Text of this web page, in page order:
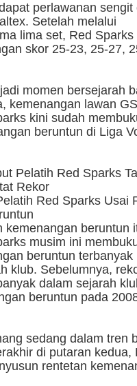
perlawanan sengit
Setelah melalui
lima set, Red
skor 25-23, 25-27,
momen bersejarah
kemenangan lawan
kini sudah
beruntun di Liga
Pelatih Red Sparks
Rekor
Red Sparks Usai
kemenangan beruntun
musim ini
beruntun terbanyak
klub. Sebelumnya,
dalam sejarah
beruntun pada
sedang dalam tren
di putaran kedua,
rentetan